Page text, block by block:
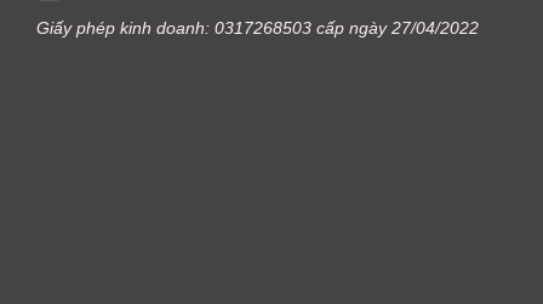
Giấy phép kinh doanh: 0317268503 cấp ngày 27/04/2022